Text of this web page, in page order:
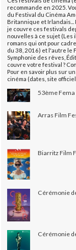
recommande en 2025.
du Festival du Cinéma
Britannique et Irlandais...
je couvre ces festivals
nouvelles à ce sujet (Les
romans qui ont pour
du 38, 2016) et l'autre le
Symphonie des rêves,
couvre votre festival ?
Pour en savoir plus sur
cinéma (dates, site
53ème Fema
Arras Film
Biarritz Film
Cérémonie
Cérémonie